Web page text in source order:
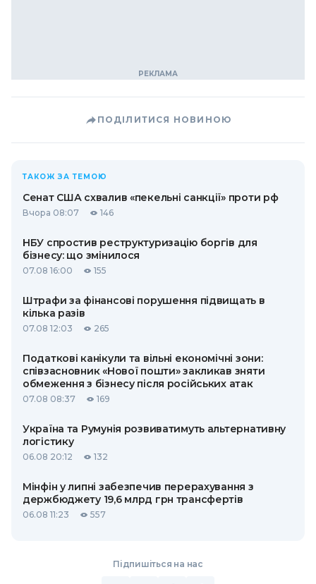
ПОДІЛИТИСЯ НОВИНОЮ
ТАКОЖ ЗА ТЕМОЮ
Сенат США схвалив «пекельні санкції» проти рф
Вчора 08:07 146
НБУ спростив реструктуризацію боргів для
бізнесу: що змінилося
07.08 16:00 155
Штрафи за фінансові порушення підвищать в
кілька разів
07.08 12:03 265
Податкові канікули та вільні економічні зони:
співзасновник «Нової пошти» закликав зняти
обмеження з бізнесу після російських атак
07.08 08:37 169
Україна та Румунія розвиватимуть альтернативну
логістику
06.08 20:12 132
Мінфін у липні забезпечив перерахування з
держбюджету 19,6 млрд грн трансфертів
06.08 11:23 557
Підпишіться на нас